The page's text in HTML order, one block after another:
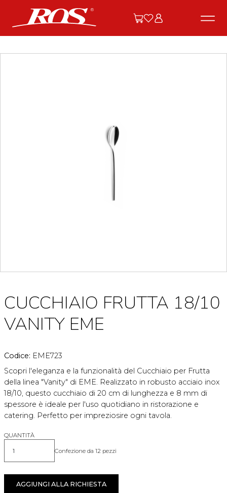
CUCCHIAIO FRUTTA 18/10
VANITY EME
Codice: EME723
Scopri l'eleganza e la funzionalità del Cucchiaio per Frutta
della linea "Vanity" di EME. Realizzato in robusto acciaio inox
18/10, questo cucchiaio di 20 cm di lunghezza e 8 mm di
spessore è ideale per l'uso quotidiano in ristorazione e
catering. Perfetto per impreziosire ogni tavola.
QUANTITÀ
Quantità Confezione da 12 pezzi
AGGIUNGI ALLA RICHIESTA